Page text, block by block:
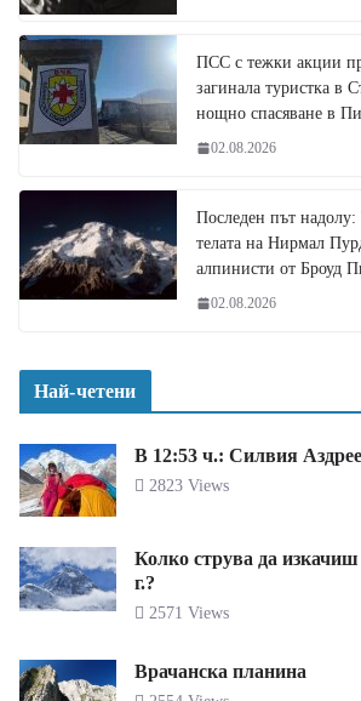
ПСС с тежки акции
загинала туристка в
нощно спасяване в
02.08.2026
Последен път надолу:
телата на Нирмал
алпинисти от
02.08.2026
Най-четени
В 12:53 ч.: Силвия
2823 Views
Колко струва да изкачиш
г.?
2571 Views
Врачанска планина